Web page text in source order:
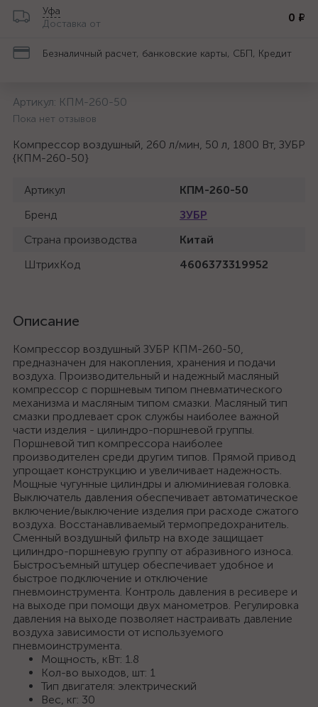
Уфа
Доставка от
0 ₽
Безналичный расчет, банковские карты, СБП, Кредит
Артикул: КПМ-260-50
Пока нет отзывов
Компрессор воздушный, 260 л/мин, 50 л, 1800 Вт, ЗУБР
{КПМ-260-50}
Артикул
КПМ-260-50
Бренд
ЗУБР
Страна производства
Китай
ШтрихКод
4606373319952
Описание
Компрессор воздушный ЗУБР КПМ-260-50,
предназначен для накопления, хранения и подачи
воздуха. Производительный и надежный масляный
компрессор с поршневым типом пневматического
механизма и масляным типом смазки. Масляный тип
смазки продлевает срок службы наиболее важной
части изделия - цилиндро-поршневой группы.
Поршневой тип компрессора наиболее
производителен среди другим типов. Прямой привод
упрощает конструкцию и увеличивает надежность.
Мощные чугунные цилиндры и алюминиевая головка.
Выключатель давления обеспечивает автоматическое
включение/выключение изделия при расходе сжатого
воздуха. Восстанавливаемый термопредохранитель.
Сменный воздушный фильтр на входе защищает
цилиндро-поршневую группу от абразивного износа.
Быстросъемный штуцер обеспечивает удобное и
быстрое подключение и отключение
пневмоинструмента. Контроль давления в ресивере и
на выходе при помощи двух манометров. Регулировка
давления на выходе позволяет настраивать давление
воздуха зависимости от используемого
пневмоинструмента.
Мощность, кВт: 1.8
Кол-во выходов, шт: 1
Тип двигателя: электрический
Вес, кг: 30